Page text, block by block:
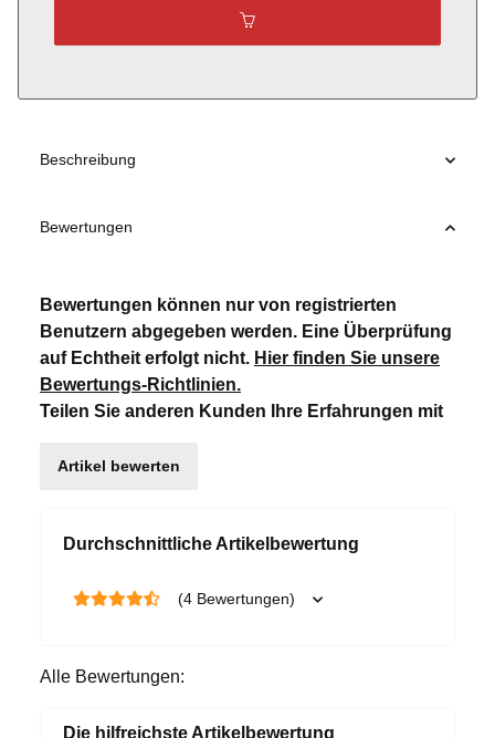
Beschreibung
Bewertungen
Durchschnittliche Artikelbewertung
(4 Bewertungen)
Bewertungen können nur von registrierten
Benutzern abgegeben werden. Eine Überprüfung
auf Echtheit erfolgt nicht. Hier finden Sie unsere
Bewertungs-Richtlinien.
Teilen Sie anderen Kunden Ihre Erfahrungen mit
Artikel bewerten
Alle Bewertungen:
Die hilfreichste Artikelbewertung